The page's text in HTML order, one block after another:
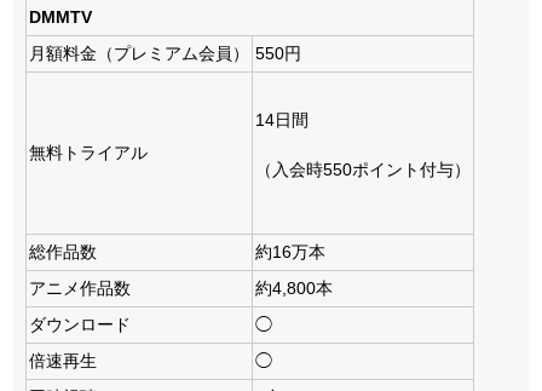
DMMTV
月額料金（プレミアム会員）
550円
無料トライアル
14日間
（入会時550ポイント付与）
総作品数
約16万本
アニメ作品数
約4,800本
ダウンロード
◯
倍速再生
◯